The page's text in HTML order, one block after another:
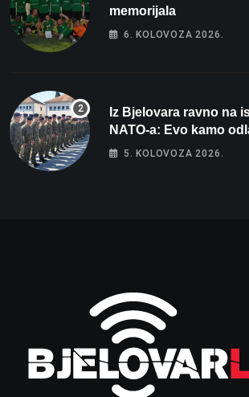
memorijala
6. KOLOVOZA 2026.
Iz Bjelovara ravno na
NATO-a: Evo kamo
vojnika i 6 vojnikinja
5. KOLOVOZA 2026.